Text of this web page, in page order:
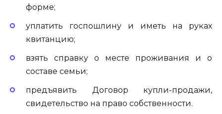
форме;
уплатить госпошлину и иметь на руках
квитанцию;
взять справку о месте проживания и о
составе семьи;
предъявить Договор купли-продажи,
свидетельство на право собственности.